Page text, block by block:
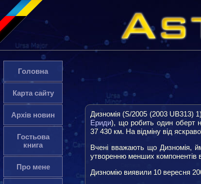
Головна
Карта сайту
Архів новин
Гостьова
книга
Про мене
Дизномія (S/2005 (2003 UB313)
Ериди), що робить один оберт
37 430 км. На відміну від
Вчені вважають що Дизномія,
утворенню менших компонентів
Дизномію виявили 10 вересня